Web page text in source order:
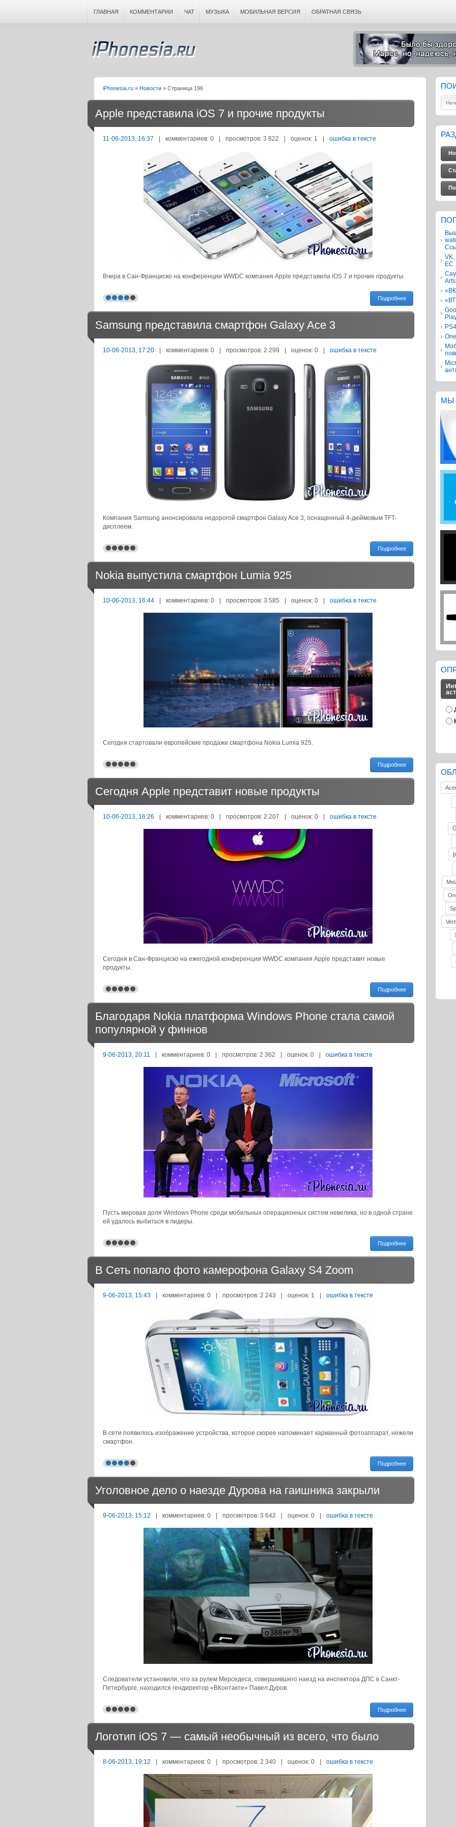
ГЛАВНАЯ КОММЕНТАРИИ ЧАТ МУЗЫКА МОБИЛЬНАЯ ВЕРСИЯ ОБРАТНАЯ СВЯЗЬ
iPhonesia.ru » Новости » Страница 196
Apple представила iOS 7 и прочие продукты
11-06-2013, 16:37 | комментариев: 0 | просмотров: 3 822 | оценок: 1 | ошибка в тексте
Вчера в Сан-Франциско на конференции WWDC компания Apple представила iOS 7 и прочие продукты.
Подробнее
Samsung представила смартфон Galaxy Ace 3
10-06-2013, 17:20 | комментариев: 0 | просмотров: 2 299 | оценок: 0 | ошибка в тексте
Компания Samsung анонсировала недорогой смартфон Galaxy Ace 3, оснащенный 4-дюймовым TFT-
дисплеем.
Подробнее
Nokia выпустила смартфон Lumia 925
10-06-2013, 16:44 | комментариев: 0 | просмотров: 3 585 | оценок: 0 | ошибка в тексте
Сегодня стартовали европейские продажи смартфона Nokia Lumia 925.
Подробнее
Сегодня Apple представит новые продукты
10-06-2013, 16:26 | комментариев: 0 | просмотров: 2 207 | оценок: 0 | ошибка в тексте
Сегодня в Сан-Франциско на ежегодной конференции WWDC компания Apple представит новые
продукты.
Подробнее
Благодаря Nokia платформа Windows Phone стала самой
популярной у финнов
9-06-2013, 20:11 | комментариев: 0 | просмотров: 2 362 | оценок: 0 | ошибка в тексте
Пусть мировая доля Windows Phone среди мобильных операционных систем невелика, но в одной стране
ей удалось выбиться в лидеры.
Подробнее
В Сеть попало фото камерофона Galaxy S4 Zoom
9-06-2013, 15:43 | комментариев: 0 | просмотров: 2 243 | оценок: 1 | ошибка в тексте
В сети появилось изображение устройства, которое скорее напоминает карманный фотоаппарат, нежели
смартфон.
Подробнее
Уголовное дело о наезде Дурова на гаишника закрыли
9-06-2013, 15:12 | комментариев: 0 | просмотров: 3 642 | оценок: 0 | ошибка в тексте
Следователи установили, что за рулем Мерседеса, совершившего наезд на инспектора ДПС в Санкт-
Петербурге, находился гендиректор «ВКонтакте» Павел Дуров.
Подробнее
Логотип iOS 7 — самый необычный из всего, что было
8-06-2013, 19:12 | комментариев: 0 | просмотров: 2 340 | оценок: 0 | ошибка в тексте
VK,
ЕС
Arts
МЫ